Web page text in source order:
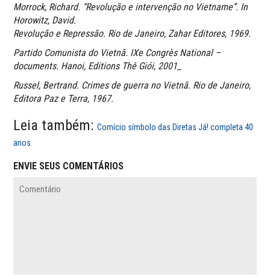
Morrock, Richard. “Revolução e intervenção no Vietname”. In
Horowitz, David.
Revolução e Repressão. Rio de Janeiro, Zahar Editores, 1969.
Partido Comunista do Vietnã. IXe Congrès National –
documents. Hanoi, Editions Thê Giói, 2001_
Russel, Bertrand. Crimes de guerra no Vietnã. Rio de Janeiro,
Editora Paz e Terra, 1967.
Leia também:Comício símbolo das Diretas Já! completa 40
anos
ENVIE SEUS COMENTÁRIOS